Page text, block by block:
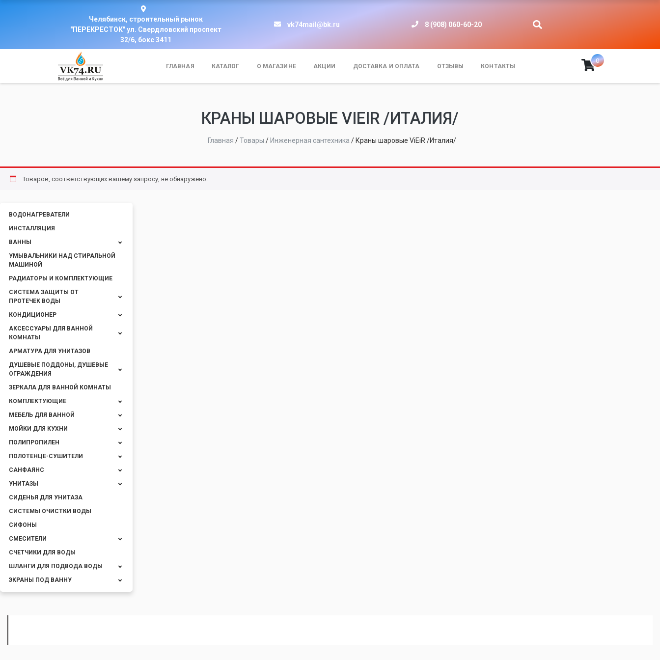
Челябинск, строительный рынок
"ПЕРЕКРЕСТОК" ул. Свердловский проспект
32/6, бокс 3411
vk74mail@bk.ru 8 (908) 060-60-20
ГЛАВНАЯ КАТАЛОГ О МАГАЗИНЕ АКЦИИ ДОСТАВКА И ОПЛАТА ОТЗЫВЫ КОНТАКТЫ
0
КРАНЫ ШАРОВЫЕ VIEIR /ИТАЛИЯ/
Главная /Товары / Инженерная сантехника / Краны шаровые ViEiR /Италия/
Товаров, соответствующих вашему запросу, не обнаружено.
ВОДОНАГРЕВАТЕЛИ
ИНСТАЛЛЯЦИЯ
ВАННЫ
УМЫВАЛЬНИКИ НАД СТИРАЛЬНОЙ
МАШИНОЙ
РАДИАТОРЫ И КОМПЛЕКТУЮЩИЕ
СИСТЕМА ЗАЩИТЫ ОТ
ПРОТЕЧЕК ВОДЫ
КОНДИЦИОНЕР
АКСЕССУАРЫ ДЛЯ ВАННОЙ
КОМНАТЫ
АРМАТУРА ДЛЯ УНИТАЗОВ
ДУШЕВЫЕ ПОДДОНЫ, ДУШЕВЫЕ
ОГРАЖДЕНИЯ
ЗЕРКАЛА ДЛЯ ВАННОЙ КОМНАТЫ
КОМПЛЕКТУЮЩИЕ
МЕБЕЛЬ ДЛЯ ВАННОЙ
МОЙКИ ДЛЯ КУХНИ
ПОЛИПРОПИЛЕН
ПОЛОТЕНЦЕ-СУШИТЕЛИ
САНФАЯНС
УНИТАЗЫ
СИДЕНЬЯ ДЛЯ УНИТАЗА
СИСТЕМЫ ОЧИСТКИ ВОДЫ
СИФОНЫ
СМЕСИТЕЛИ
СЧЕТЧИКИ ДЛЯ ВОДЫ
ШЛАНГИ ДЛЯ ПОДВОДА ВОДЫ
ЭКРАНЫ ПОД ВАННУ